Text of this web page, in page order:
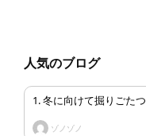
人気のブログ
1. 冬に向けて掘りごたつ
ゾノゾノ